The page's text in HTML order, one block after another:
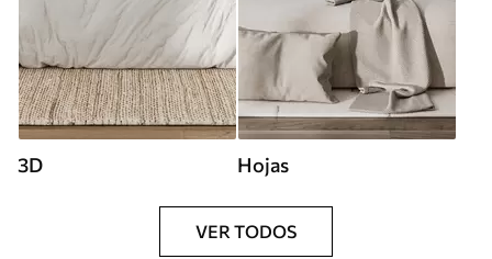
3D Hojas
VER TODOS